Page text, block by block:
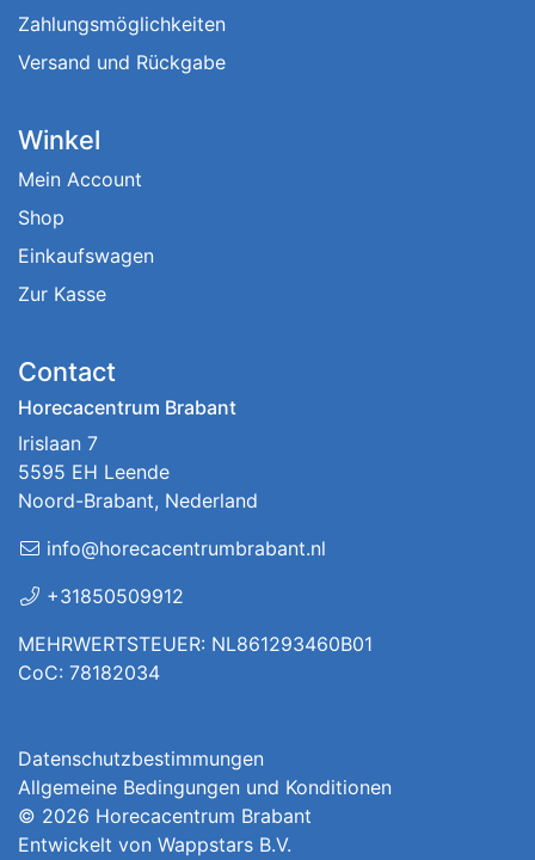
Zahlungsmöglichkeiten
Versand und Rückgabe
Winkel
Mein Account
Shop
Einkaufswagen
Zur Kasse
Contact
Horecacentrum Brabant
Irislaan 7
5595 EH Leende
Noord-Brabant, Nederland
info@horecacentrumbrabant.nl
+31850509912
MEHRWERTSTEUER: NL861293460B01
CoC: 78182034
Datenschutzbestimmungen
Allgemeine Bedingungen und Konditionen
© 2026 Horecacentrum Brabant
Entwickelt von Wappstars B.V.